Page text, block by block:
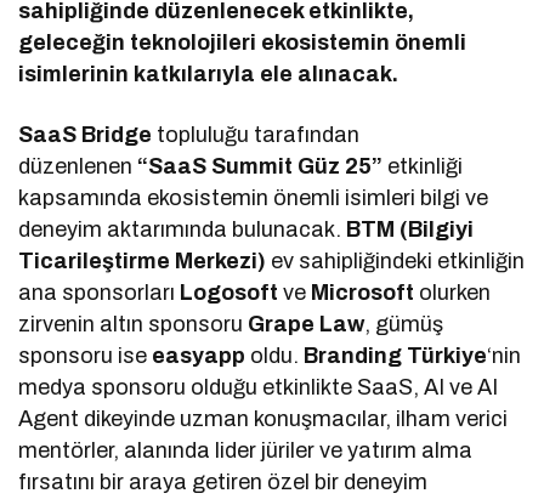
sahipliğinde düzenlenecek etkinlikte,
geleceğin teknolojileri ekosistemin önemli
isimlerinin katkılarıyla ele alınacak.
SaaS Bridge topluluğu tarafından
düzenlenen “SaaS Summit Güz 25” etkinliği
kapsamında ekosistemin önemli isimleri bilgi ve
deneyim aktarımında bulunacak. BTM (Bilgiyi
Ticarileştirme Merkezi) ev sahipliğindeki etkinliğin
ana sponsorları Logosoftve Microsoft olurken
zirvenin altın sponsoru Grape Law, gümüş
sponsoru ise easyapp oldu. Branding Türkiye‘nin
medya sponsoru olduğu etkinlikte SaaS, AI ve AI
Agent dikeyinde uzman konuşmacılar, ilham verici
mentörler, alanında lider jüriler ve yatırım alma
fırsatını bir araya getiren özel bir deneyim